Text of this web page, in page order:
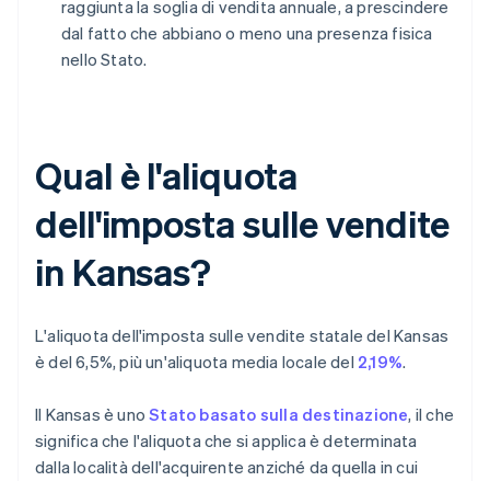
raggiunta la soglia di vendita annuale, a prescindere
dal fatto che abbiano o meno una presenza fisica
nello Stato.
Qual è l'aliquota
dell'imposta sulle vendite
in Kansas?
L'aliquota dell'imposta sulle vendite statale del Kansas
è del 6,5%, più un'aliquota media locale del 2,19%.
Il Kansas è unoStato basato sulla destinazione, il che
significa che l'aliquota che si applica è determinata
dalla località dell'acquirente anziché da quella in cui